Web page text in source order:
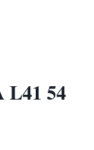
L41 54